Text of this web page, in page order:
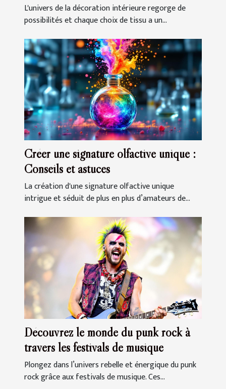
L'univers de la décoration intérieure regorge de
possibilités et chaque choix de tissu a un...
Créer une signature olfactive unique :
Conseils et astuces
La création d'une signature olfactive unique
intrigue et séduit de plus en plus d’amateurs de...
Découvrez le monde du punk rock à
travers les festivals de musique
Plongez dans l’univers rebelle et énergique du punk
rock grâce aux festivals de musique. Ces...